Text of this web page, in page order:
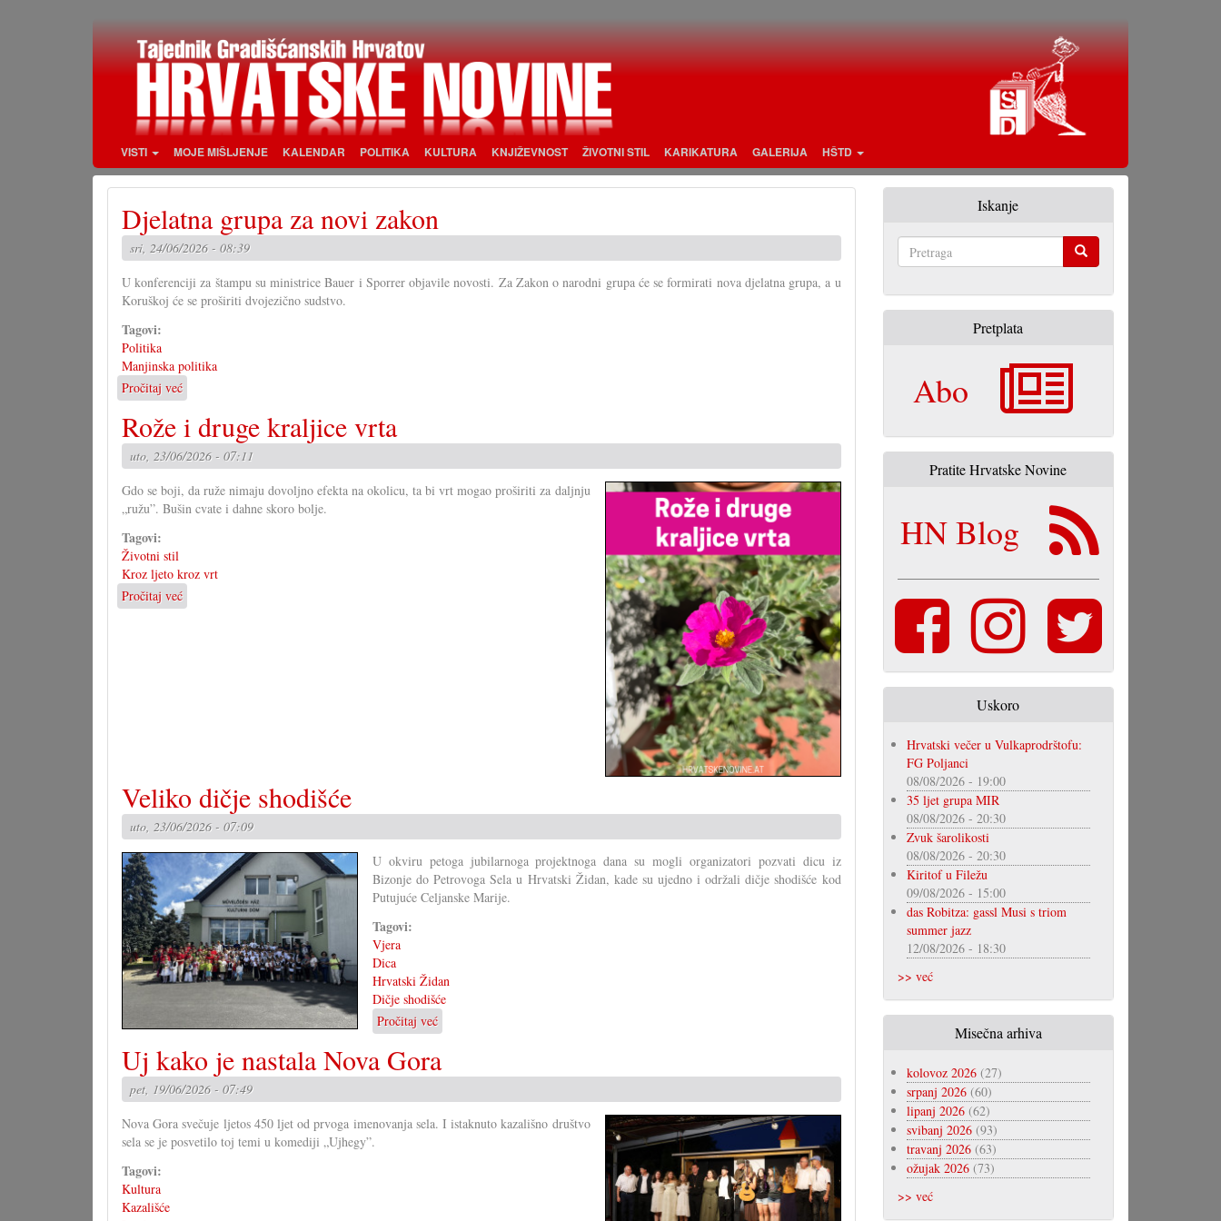
VISTI MOJE MIŠLJENJE KALENDAR POLITIKA KULTURA KNJIŽEVNOST ŽIVOTNI STIL KARIKATURA GALERIJA HŠTD
Djelatna grupa za novi zakon
sri, 24/06/2026 - 08:39
U konferenciji za štampu su ministrice Bauer i Sporrer objavile novosti. Za Zakon o narodni grupa će se formirati nova djelatna grupa, a u
Koruškoj će se proširiti dvojezično sudstvo.
Tagovi:
Politika
Manjinska politika
Pročitaj već
Djelatna
grupa
za
novi
Rože i druge kraljice vrta
uto, 23/06/2026 - 07:11
Gdo se boji, da ruže nimaju dovoljno efekta na okolicu, ta bi vrt mogao proširiti za daljnju
„ružu”. Bušin cvate i dahne skoro bolje.
Tagovi:
Životni stil
Kroz ljeto kroz vrt
Pročitaj već
Rože
Veliko dičje shodišće
uto, 23/06/2026 - 07:09
U okviru petoga jubilarnoga projektnoga dana su mogli organizatori pozvati dicu iz
Bizonje do Petrovoga Sela u Hrvatski Židan, kade su ujedno i održali dičje shodišće kod
Putujuće Celjanske Marije.
Tagovi:
Vjera
Dica
Hrvatski Židan
Dičje shodišće
Pročitaj već
Veliko
dičje
shodišće
Uj kako je nastala Nova Gora
pet, 19/06/2026 - 07:49
Nova Gora svečuje ljetos 450 ljet od prvoga imenovanja sela. I istaknuto kazališno društvo
sela se je posvetilo toj temi u komediji „Ujhegy”.
Tagovi:
Kultura
Kazališće
Iskanje
Pretplata
Abo
Pratite Hrvatske Novine
HN Blog
Uskoro
Hrvatski večer u Vulkaprodrštofu:
FG Poljanci
08/08/2026 - 19:00
35 ljet grupa MIR
08/08/2026 - 20:30
Zvuk šarolikosti
08/08/2026 - 20:30
Kiritof u Filežu
09/08/2026 - 15:00
das Robitza: gassl Musi s triom
summer jazz
12/08/2026 - 18:30
>> već
Misečna arhiva
kolovoz 2026(27)
srpanj 2026(60)
lipanj 2026(62)
svibanj 2026(93)
travanj 2026(63)
ožujak 2026(73)
>> već